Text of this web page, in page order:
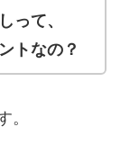
って、
トなの？
。